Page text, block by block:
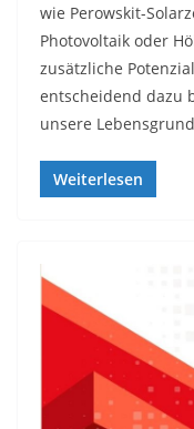
wie Perowskit-
Photovoltaik oder
zusätzliche
entscheidend dazu
unsere
Weiterlesen